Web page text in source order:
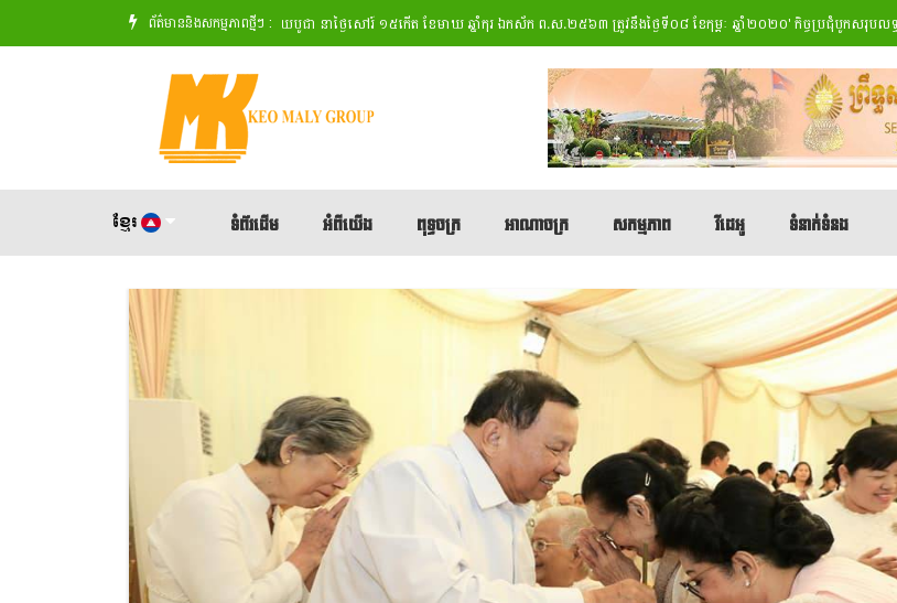
ព័ត៌មាននិងសកម្មភាពថ្មីៗ :
' 🙏សូមអនុមោទនា ពិធីបុណ្យមាឃបូជា នាថ្ងៃសៅរ៍ ១៥កើត ខែមាឃ ឆ្នាំកុរ ឯកស័ក ព.ស.២៥៦៣ ត្រូវនឹងថ្ងៃទី០៨ ខែកុម្ភៈ ឆ្នាំ២០២០' កិច្ចប្រជុំបូកសរុបលទ្ធផលក
ខ្មែរ ទំព័រដើម អំពីយើង ពុទ្ធចក្រ អាណាចក្រ សកម្មភាព វីដេអូ ទំនាក់ទំនង